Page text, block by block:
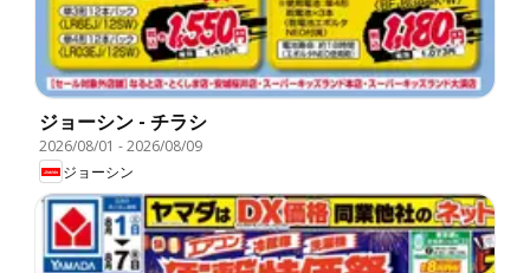
ジョーシン - チラシ
2026/08/01 -2026/08/09
ジョーシン